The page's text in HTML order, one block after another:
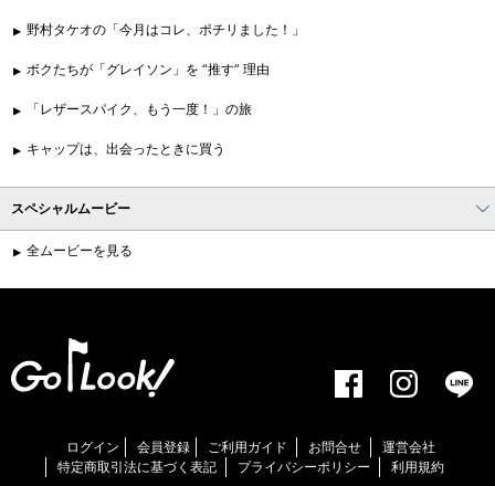
野村タケオの「今月はコレ、ポチリました！」
ボクたちが「グレイソン」を “推す” 理由
「レザースパイク、もう一度！」の旅
キャップは、出会ったときに買う
スペシャルムービー
全ムービーを見る
ログイン 会員登録 ご利用ガイド お問合せ
運営会社
特定商取引法に基づく表記
プライバシーポリシー 利用規約